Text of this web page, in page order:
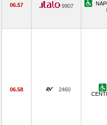
06.57 9907
06.58 2460